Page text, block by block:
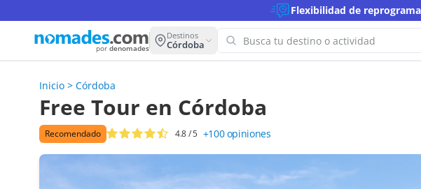
Flexibilidad de
por denomades
Destinos
Córdoba
¡Oops! No hemos
para esta búsqueda
Intenta con otra palabra clave
Inicio > Córdoba
Free Tour en Córdoba
Recomendado 4.8/ 5 +100 opiniones